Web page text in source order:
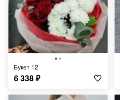
Букет 12
6 338₽